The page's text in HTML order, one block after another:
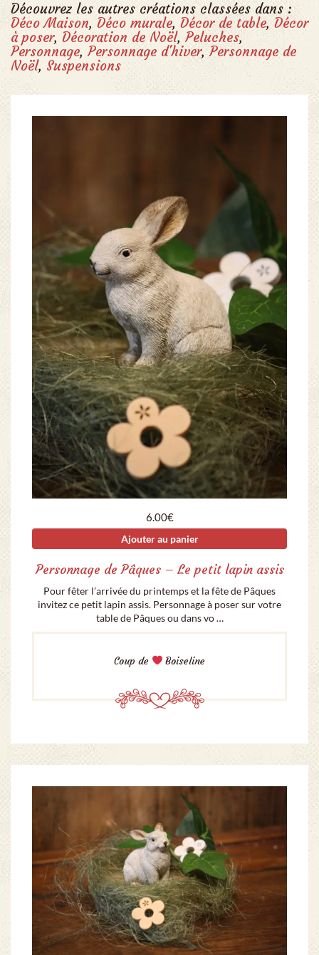
Découvrez les autres créations classées dans :
Déco Maison, Déco murale, Décor de table, Décor
à poser, Décoration de Noël,Peluches,
Personnage,Personnage d'hiver,Personnage de
Noël, Suspensions
6.00€
Ajouter au panier
Personnage de Pâques – Le petit lapin assis
Pour fêter l’arrivée du printemps et la fête de Pâques
invitez ce petit lapin assis. Personnage à poser sur votre
table de Pâques ou dans vo …
Coup de Boiseline